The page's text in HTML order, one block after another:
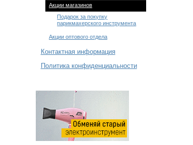
Акции магазинов
Подарок за покупку
парикмахерского инструмента
Акции оптового отдела
Контактная информация
Политика конфиденциальности